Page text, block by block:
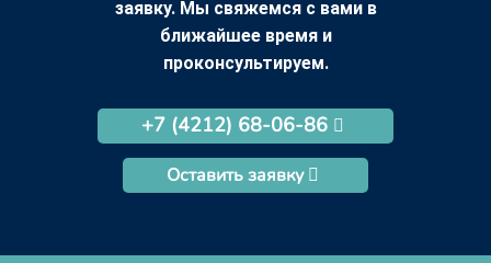
заявку. Мы свяжемся с вами в
ближайшее время и
проконсультируем.
+7 (4212) 68-06-86
Оставить заявку